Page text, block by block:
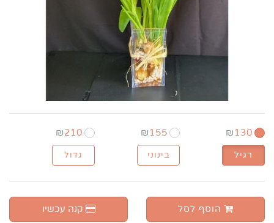
₪ 130
₪ 155
₪210
רגיל בינוני גדול
הוסף לסל קנה עכשיו